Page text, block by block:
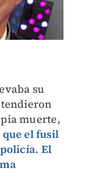
su
muerte,
el fusil
El